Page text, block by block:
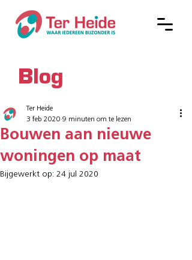
Blog
Bouwen aan nieuwe
woningen op maat
Ter Heide
3 feb 2020 9 minuten om te lezen
Bijgewerkt op: 24 jul 2020